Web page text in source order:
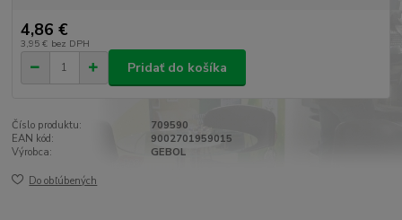
4,86 €
3,95 € bez DPH
Pridať do košíka
Číslo produktu:
709590
EAN kód:
9002701959015
Výrobca:
GEBOL
Do obľúbených